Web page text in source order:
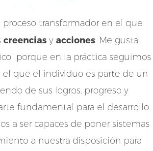
transformador en el que
creencias y acciones. Me gusta
porque en la práctica seguimos
que el individuo es parte de un
de sus logros, progreso y
fundamental para el desarrollo
a ser capaces de poner sistemas
a nuestra disposición para